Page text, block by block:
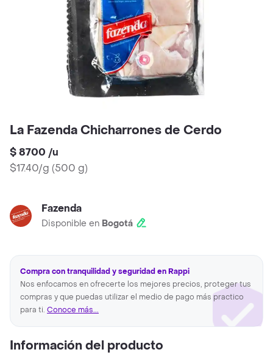
La Fazenda Chicharrones de Cerdo
$ 8700 /u
$17.40/g (500 g)
Fazenda
Disponible en Bogotá
Compra con tranquilidad y seguridad en Rappi
Nos enfocamos en ofrecerte los mejores precios, proteger tus
compras y que puedas utilizar el medio de pago más practico
para ti. Conoce más...
Información del producto